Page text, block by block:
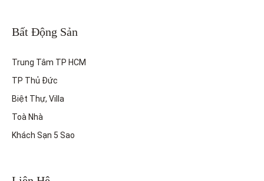
Bất Động Sản
Trung Tâm TP HCM
TP Thủ Đức
Biệt Thự, Villa
Toà Nhà
Khách Sạn 5 Sao